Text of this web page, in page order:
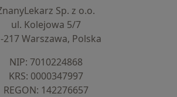
Sp. z o.o.
ul. Kolejowa 5/7
217 Warszawa, Polska
NIP: ⁠7010224868
KRS: ⁠0000347997
REGON: ⁠142276657